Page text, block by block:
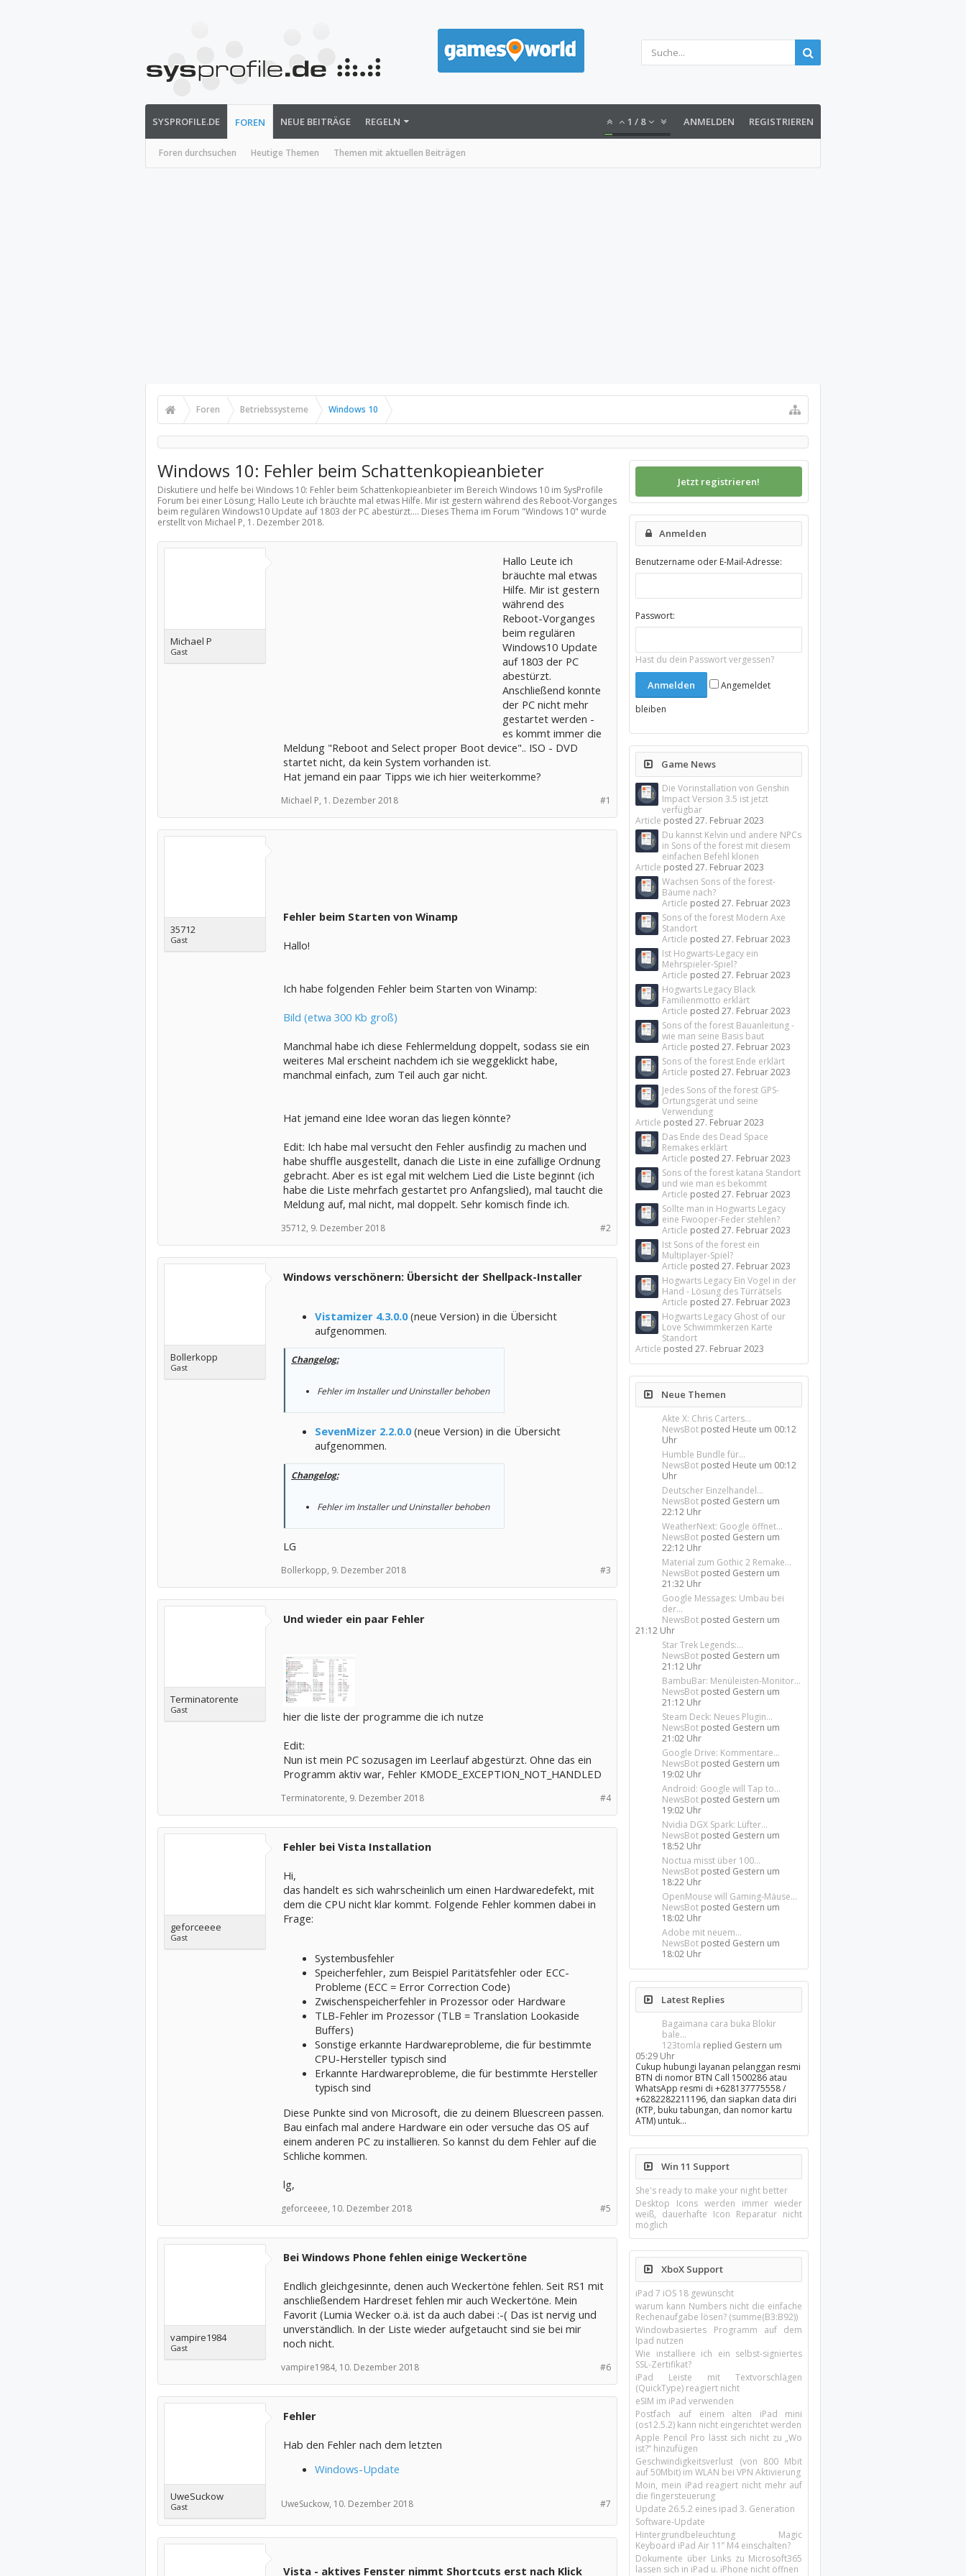
SYSPROFILE.DE FOREN
Foren durchsuchen Heutige Themen Themen mit aktuellen Beiträgen
NEUE BEITRÄGE REGELN 1 / 8 ANMELDEN REGISTRIEREN
Foren Betriebssysteme Windows 10
Windows 10: Fehler beim Schattenkopieanbieter
Diskutiere und helfe bei Windows 10: Fehler beim Schattenkopieanbieter im Bereich Windows 10im SysProfile
Forum bei einer Lösung; Hallo Leute ich bräuchte mal etwas Hilfe. Mir ist gestern während des Reboot-Vorganges
beim regulären Windows10 Update auf 1803 der PC abestürzt.... Dieses Thema im Forum "Windows 10" wurde
erstellt von Michael P, 1. Dezember 2018.
Michael P
Gast
Hallo Leute ich
bräuchte mal etwas
Hilfe. Mir ist gestern
während des
Reboot-Vorganges
beim regulären
Windows10 Update
auf 1803 der PC
abestürzt.
Anschließend konnte
der PC nicht mehr
gestartet werden -
es kommt immer die
Meldung "Reboot and Select proper Boot device".. ISO - DVD
startet nicht, da kein System vorhanden ist.
Hat jemand ein paar Tipps wie ich hier weiterkomme?
#1
Michael P, 1. Dezember 2018
35712
Gast
Fehler beim Starten von Winamp
Hallo!
Ich habe folgenden Fehler beim Starten von Winamp:
Bild (etwa 300 Kb groß)
Manchmal habe ich diese Fehlermeldung doppelt, sodass sie ein
weiteres Mal erscheint nachdem ich sie weggeklickt habe,
manchmal einfach, zum Teil auch gar nicht.
Hat jemand eine Idee woran das liegen könnte?
Edit: Ich habe mal versucht den Fehler ausfindig zu machen und
habe shuffle ausgestellt, danach die Liste in eine zufällige Ordnung
gebracht. Aber es ist egal mit welchem Lied die Liste beginnt (ich
habe die Liste mehrfach gestartet pro Anfangslied), mal taucht die
Meldung auf, mal nicht, mal doppelt. Sehr komisch finde ich.
#2
35712, 9. Dezember 2018
Bollerkopp
Gast
Windows verschönern: Übersicht der Shellpack-Installer
Vistamizer 4.3.0.0(neue Version) in die Übersicht
aufgenommen.
Changelog:
Fehler im Installer und Uninstaller behoben
SevenMizer 2.2.0.0(neue Version) in die Übersicht
aufgenommen.
Changelog:
Fehler im Installer und Uninstaller behoben
LG
#3
Bollerkopp, 9. Dezember 2018
Terminatorente
Gast
Und wieder ein paar Fehler
hier die liste der programme die ich nutze
Edit:
Nun ist mein PC sozusagen im Leerlauf abgestürzt. Ohne das ein
Programm aktiv war, Fehler KMODE_EXCEPTION_NOT_HANDLED
#4
Terminatorente, 9. Dezember 2018
geforceeee
Gast
Fehler bei Vista Installation
Hi,
das handelt es sich wahrscheinlich um einen Hardwaredefekt, mit
dem die CPU nicht klar kommt. Folgende Fehler kommen dabei in
Frage:
Systembusfehler
Speicherfehler, zum Beispiel Paritätsfehler oder ECC-
Probleme (ECC = Error Correction Code)
Zwischenspeicherfehler in Prozessor oder Hardware
TLB-Fehler im Prozessor (TLB = Translation Lookaside
Buffers)
Sonstige erkannte Hardwareprobleme, die für bestimmte
CPU-Hersteller typisch sind
Erkannte Hardwareprobleme, die für bestimmte Hersteller
typisch sind
Diese Punkte sind von Microsoft, die zu deinem Bluescreen passen.
Bau einfach mal andere Hardware ein oder versuche das OS auf
einem anderen PC zu installieren. So kannst du dem Fehler auf die
Schliche kommen.
lg,
#5
geforceeee, 10. Dezember 2018
vampire1984
Gast
Bei Windows Phone fehlen einige Weckertöne
Endlich gleichgesinnte, denen auch Weckertöne fehlen. Seit RS1 mit
anschließendem Hardreset fehlen mir auch Weckertöne. Mein
Favorit (Lumia Wecker o.ä. ist da auch dabei :-( Das ist nervig und
unverständlich. In der Liste wieder aufgetaucht sind sie bei mir
noch nicht.
#6
vampire1984, 10. Dezember 2018
UweSuckow
Gast
Fehler
Hab den Fehler nach dem letzten
Windows-Update
#7
UweSuckow, 10. Dezember 2018
Vista - aktives Fenster nimmt Shortcuts erst nach Klick
Jetzt registrieren!
Anmelden
Benutzername oder E-Mail-Adresse:
Passwort:
Hast du dein Passwort vergessen?
Angemeldet
bleiben
Game News
Die Vorinstallation von Genshin
Impact Version 3.5 ist jetzt
verfügbar
Article posted27. Februar 2023
Du kannst Kelvin und andere NPCs
in Sons of the forest mit diesem
einfachen Befehl klonen
Article posted27. Februar 2023
Wachsen Sons of the forest-
Bäume nach?
Article posted27. Februar 2023
Sons of the forest Modern Axe
Standort
Article posted27. Februar 2023
Ist Hogwarts-Legacy ein
Mehrspieler-Spiel?
Article posted27. Februar 2023
Hogwarts Legacy Black
Familienmotto erklärt
Article posted27. Februar 2023
Sons of the forest Bauanleitung -
wie man seine Basis baut
Article posted27. Februar 2023
Sons of the forest Ende erklärt
Article posted27. Februar 2023
Jedes Sons of the forest GPS-
Ortungsgerät und seine
Verwendung
Article posted27. Februar 2023
Das Ende des Dead Space
Remakes erklärt
Article posted27. Februar 2023
Sons of the forest katana Standort
und wie man es bekommt
Article posted27. Februar 2023
Sollte man in Hogwarts Legacy
eine Fwooper-Feder stehlen?
Article posted27. Februar 2023
Ist Sons of the forest ein
Multiplayer-Spiel?
Article posted27. Februar 2023
Hogwarts Legacy Ein Vogel in der
Hand - Lösung des Türrätsels
Article posted27. Februar 2023
Hogwarts Legacy Ghost of our
Love Schwimmkerzen Karte
Standort
Article posted27. Februar 2023
Neue Themen
Akte X: Chris Carters...
NewsBot posted Heute um 00:12
Uhr
Humble Bundle für...
NewsBot posted Heute um 00:12
Uhr
Deutscher Einzelhandel...
NewsBot posted Gestern um
22:12 Uhr
WeatherNext: Google öffnet...
NewsBot posted Gestern um
22:12 Uhr
Material zum Gothic 2 Remake...
NewsBot posted Gestern um
21:32 Uhr
Google Messages: Umbau bei
der...
NewsBot posted Gestern um
21:12 Uhr
Star Trek Legends:...
NewsBot posted Gestern um
21:12 Uhr
BambuBar: Menüleisten-Monitor...
NewsBot posted Gestern um
21:12 Uhr
Steam Deck: Neues Plugin...
NewsBot posted Gestern um
21:02 Uhr
Google Drive: Kommentare...
NewsBot posted Gestern um
19:02 Uhr
Android: Google will Tap to...
NewsBot posted Gestern um
19:02 Uhr
Nvidia DGX Spark: Lüfter...
NewsBot posted Gestern um
18:52 Uhr
Noctua misst über 100...
NewsBot posted Gestern um
18:22 Uhr
OpenMouse will Gaming-Mäuse...
NewsBot posted Gestern um
18:02 Uhr
Adobe mit neuem...
NewsBot posted Gestern um
18:02 Uhr
Latest Replies
Bagaimana cara buka Blokir
bale...
123tomla replied Gestern um
05:29 Uhr
Cukup hubungi layanan pelanggan resmi
BTN di nomor BTN Call 1500286 atau
WhatsApp resmi di +628137775558 /
+6282282211196, dan siapkan data diri
(KTP, buku tabungan, dan nomor kartu
ATM) untuk…
Win 11 Support
She's ready to make your night better
Desktop Icons werden immer wieder
weiß, dauerhafte Icon Reparatur nicht
möglich
XboX Support
iPad 7 iOS 18 gewünscht
warum kann Numbers nicht die einfache
Rechenaufgabe lösen? (summe(B3:B92))
Windowbasiertes Programm auf dem
Ipad nutzen
Wie installiere ich ein selbst-signiertes
SSL-Zertifikat?
iPad Leiste mit Textvorschlägen
(QuickType) reagiert nicht
eSIM im iPad verwenden
Postfach auf einem alten iPad mini
(os12.5.2) kann nicht eingerichtet werden
Apple Pencil Pro lässt sich nicht zu „Wo
ist?“ hinzufügen
Geschwindigkeitsverlust (von 800 Mbit
auf 50Mbit) im WLAN bei VPN Aktivierung
Moin, mein iPad reagiert nicht mehr auf
die fingersteuerung
Update 26.5.2 eines ipad 3. Generation
Software-Update
Hintergrundbeleuchtung Magic
Keyboard iPad Air 11’’ M4 einschalten?
Dokumente über Links zu Microsoft365
lassen sich in iPad u. iPhone nicht öffnen